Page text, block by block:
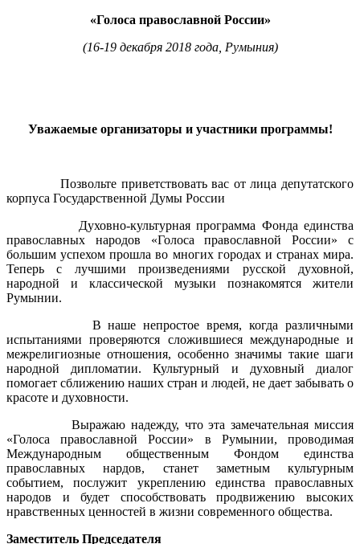
«Голоса православной России»
(16-19 декабря 2018 года, Румыния)
Уважаемые организаторы и участники программы!
Позвольте приветствовать вас от лица депутатского
корпуса Государственной Думы России
Духовно-культурная программа Фонда единства
православных народов «Голоса православной России» с
большим успехом прошла во многих городах и странах мира.
Теперь с лучшими произведениями русской духовной,
народной и классической музыки познакомятся жители
Румынии.
В наше непростое время, когда различными
испытаниями проверяются сложившиеся международные и
межрелигиозные отношения, особенно значимы такие шаги
народной дипломатии. Культурный и духовный диалог
помогает сближению наших стран и людей, не дает забывать о
красоте и духовности.
Выражаю надежду, что эта замечательная миссия
«Голоса православной России» в Румынии, проводимая
Международным общественным Фондом единства
православных нардов, станет заметным культурным
событием, послужит укреплению единства православных
народов и будет способствовать продвижению высоких
нравственных ценностей в жизни современного общества.
Заместитель Председателя